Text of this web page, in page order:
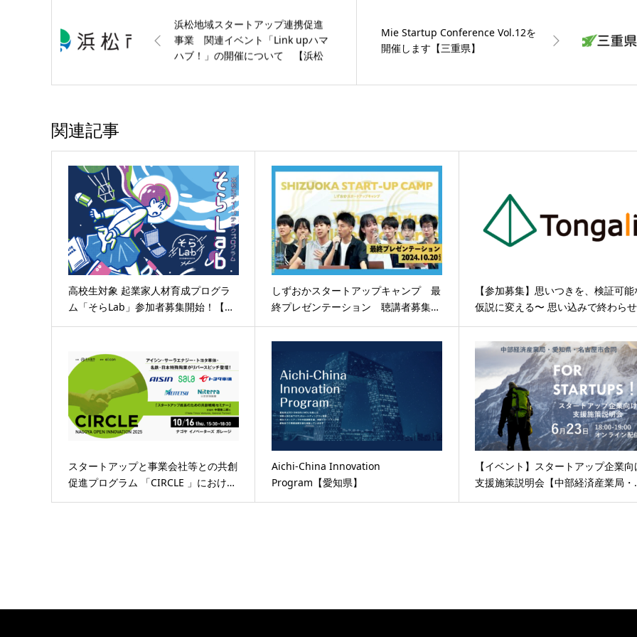
浜松地域スタートアップ連携促進
事業 関連イベント「Link upハマ
ハブ！」の開催について 【浜松
Mie Startup Conference Vol.12を
開催します【三重県】
関連記事
高校生対象 起業家人材育成プログラ
ム「そらLab」参加者募集開始！【…
しずおかスタートアップキャンプ 最
終プレゼンテーション 聴講者募集…
【参加募集】思いつきを、検証可
仮説に変える〜 思い込みで終わら
スタートアップと事業会社等との共創
促進プログラム 「CIRCLE 」におけ…
Aichi-China Innovation
Program【愛知県】
【イベント】スタートアップ企業
支援施策説明会【中部経済産業局